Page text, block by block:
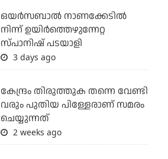
ഒയര്‍സബാൽ നാണക്കേടിൽ
നിന്ന് ഉയിർത്തെഴുന്നേറ്റ
സ്പാനിഷ് പടയാളി
3 days ago
കേന്ദ്രം തിരുത്തുക തന്നെ വേണ്ടി
വരും പുതിയ പിള്ളേരാണ് സമരം
ചെയ്യുന്നത്
2 weeks ago